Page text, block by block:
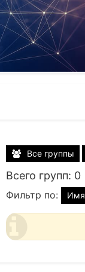
Все группы
Всего групп: 0
Фильтр по: Имя